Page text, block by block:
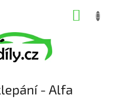
- Alfa